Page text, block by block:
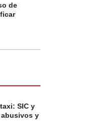
de
SIC y
y